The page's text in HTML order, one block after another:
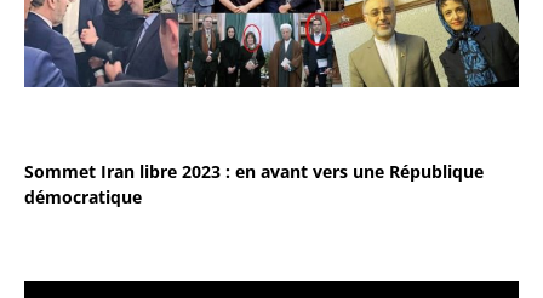
Sommet Iran libre 2023 : en avant vers une République
démocratique